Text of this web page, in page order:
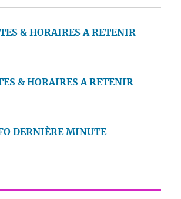
& HORAIRES A RETENIR
& HORAIRES A RETENIR
DERNIÈRE MINUTE